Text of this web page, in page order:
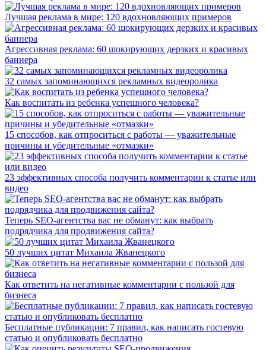
Лучшая реклама в мире: 120 вдохновляющих примеров
Агрессивная реклама: 60 шокирующих дерзких и красивых
баннера
32 самых запоминающихся рекламных видеоролика
Как воспитать из ребенка успешного человека?
15 способов, как отпроситься с работы — уважительные
причины и убедительные «отмазки»
23 эффективных способа получить комментарии к статье или
видео
Теперь SEO-агентства вас не обманут: как выбрать
подрядчика для продвижения сайта?
50 лучших цитат Михаила Жванецкого
Как ответить на негативные комментарии с пользой для
бизнеса
Бесплатные публикации: 7 правил, как написать гостевую
статью и опубликовать бесплатно